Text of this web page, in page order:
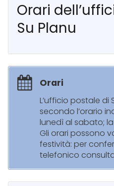
Orari
Su Planu
Orari
L’ufficio postale di
secondo l’orario
lunedì al sabato;
Gli orari possono
festività: per
telefonico